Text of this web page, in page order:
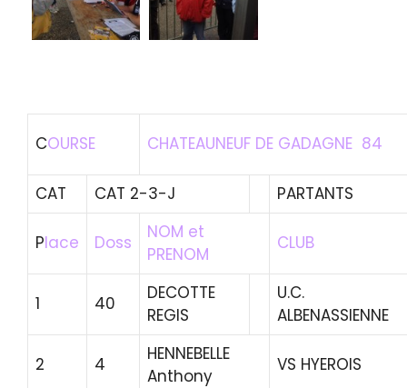
COURSE CHATEAUNEUF DE GADAGNE 84
CAT CAT 2-3-J PARTANTS
Place Doss
NOM et
PRENOM
CLUB
1 40
DECOTTE
REGIS
U.C.
ALBENASSIENNE
2 4
HENNEBELLE
Anthony
VS HYEROIS